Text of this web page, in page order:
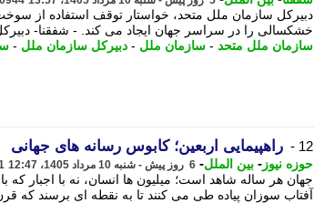
دبیرکل سازمان ملل متحد، خواستار توقف استفاده از
خشکسالی را در سراسر جهان ایجاد می کند. - شفقنا-
سازمان ملل متحد - سازمان ملل - دبیرکل سازمان ملل -
12 - راهپیمایی اربعین؛ کابوس رسانه های جهانی
حوزه نیوز - بین الملل- 6 روز پیش - شنبه 10 مرداد 1405، 12:47
جهان هر ساله شاهد است؛ میلیون ها انسان، نه با اجبار که
آفتاب سوزان پیاده طی می کنند تا به نقطه ای برسند که